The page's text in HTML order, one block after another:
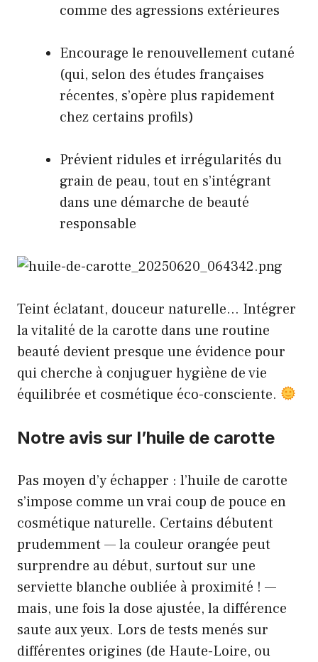
comme des agressions extérieures
Encourage le renouvellement cutané
(qui, selon des études françaises
récentes, s’opère plus rapidement
chez certains profils)
Prévient ridules et irrégularités du
grain de peau, tout en s’intégrant
dans une démarche de beauté
responsable
Teint éclatant, douceur naturelle… Intégrer
la vitalité de la carotte dans une routine
beauté devient presque une évidence pour
qui cherche à conjuguer hygiène de vie
équilibrée et cosmétique éco-consciente.
Notre avis sur l’huile de carotte
Pas moyen d’y échapper : l’huile de carotte
s’impose comme un vrai coup de pouce en
cosmétique naturelle. Certains débutent
prudemment — la couleur orangée peut
surprendre au début, surtout sur une
serviette blanche oubliée à proximité ! —
mais, une fois la dose ajustée, la différence
saute aux yeux. Lors de tests menés sur
différentes origines (de Haute-Loire, ou